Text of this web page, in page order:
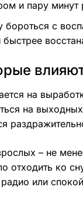
и пару
бороться с
на
на
– не
отходить ко
или